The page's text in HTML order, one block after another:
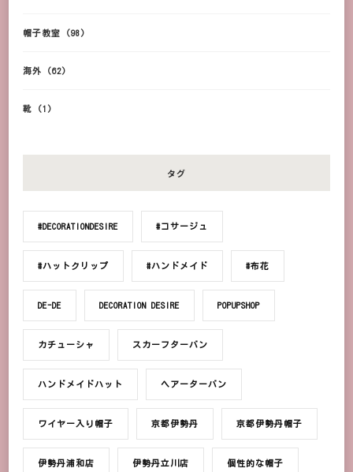
帽子教室 (98)
海外 (62)
靴 (1)
タグ
#DECORATIONDESIRE #コサージュ
#ハットクリップ #ハンドメイド #布花
DE-DE DECORATION DESIRE POPUPSHOP
カチューシャ スカーフターバン
ハンドメイドハット ヘアーターバン
ワイヤー入り帽子 京都伊勢丹 京都伊勢丹帽子
伊勢丹浦和店 伊勢丹立川店 個性的な帽子